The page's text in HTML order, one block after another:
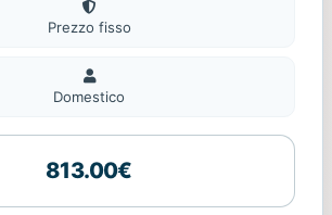
Prezzo fisso
Domestico
Domestico
813.00€